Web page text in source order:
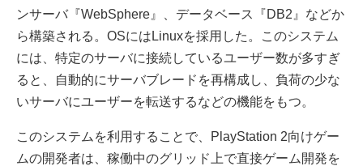
ンサーバ『WebSphere』、データベース『DB2』などか
ら構築される。OSにはLinuxを採用した。このシステム
には、特定のサーバに接続しているユーザー数が多すぎ
ると、自動的にサーバブレードを再構成し、負荷の少な
いサーバにユーザーを転送するなどの機能をもつ。
このシステムを利用することで、PlayStation 2向けゲー
ムの開発者は、稼働中のグリッド上で直接ゲーム開発を